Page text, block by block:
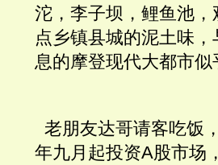
沱，李子坝，鲤鱼池
点乡镇县城的泥土味
息的摩登现代大都市
老朋友达哥请客吃饭
年九月起投资A股市场